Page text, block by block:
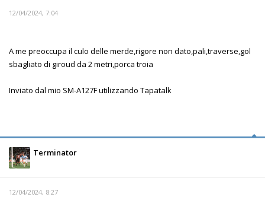
12/04/2024, 7:04
A me preoccupa il culo delle merde,rigore non dato,pali,traverse,gol
sbagliato di giroud da 2 metri,porca troia
Inviato dal mio SM-A127F utilizzando Tapatalk
Terminator
12/04/2024, 8:27